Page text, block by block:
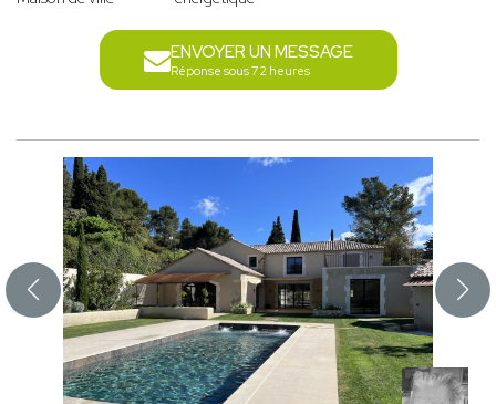
ENVOYER UN MESSAGE
Réponse sous 72 heures